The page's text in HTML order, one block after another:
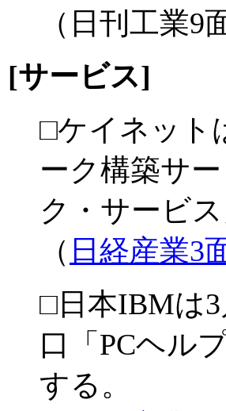
（日刊工業9
[サービス]
□ケイネット
ーク構築サ
ク・サービ
（ 日経産業3
□日本IBMは
口「PCヘル
する。